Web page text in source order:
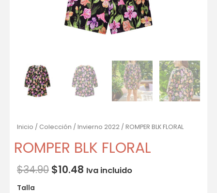
Inicio / Colección / Invierno 2022 / ROMPER BLK FLORAL
ROMPER BLK FLORAL
$34.90 $10.48 Iva incluido
Talla